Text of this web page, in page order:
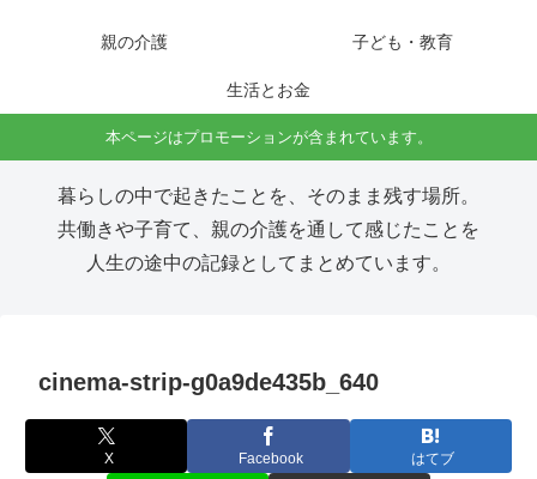
親の介護 子ども・教育
生活とお金
本ページはプロモーションが含まれています。
暮らしの中で起きたことを、そのまま残す場所。
共働きや子育て、親の介護を通して感じたことを
人生の途中の記録としてまとめています。
cinema-strip-g0a9de435b_640
X Facebook はてブ